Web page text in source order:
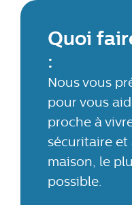
Quoi
:
Nous vous
pour vous
proche à
sécuritaire
maison, le
possible.